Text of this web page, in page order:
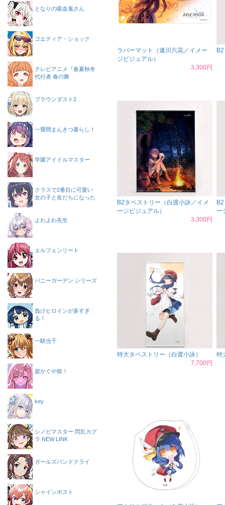
ラバーマット（速川六花／イメー
ジビジュアル）
3,300円
B2タペストリー（白渡小詠／イメ
ージビジュアル）
3,300円
ー
特大タペストリー（白渡小詠）
7,700円
特
となりの吸血鬼さん
ゴエティア・ショック
テレビアニメ『春夏秋冬
代行者 春の舞
ブラウンダスト2
一畳間まんきつ暮らし！
学園アイドルマスター
クラスで2番目に可愛い
女の子と友だちになった
よわよわ先生
エルフェンリート
バニーガーデン シリーズ
負けヒロインが多すぎ
る！
一騎当千
超かぐや姫！
key
シノビマスター 閃乱カグ
ラ NEW LINK
ガールズバンドクライ
シャインポスト